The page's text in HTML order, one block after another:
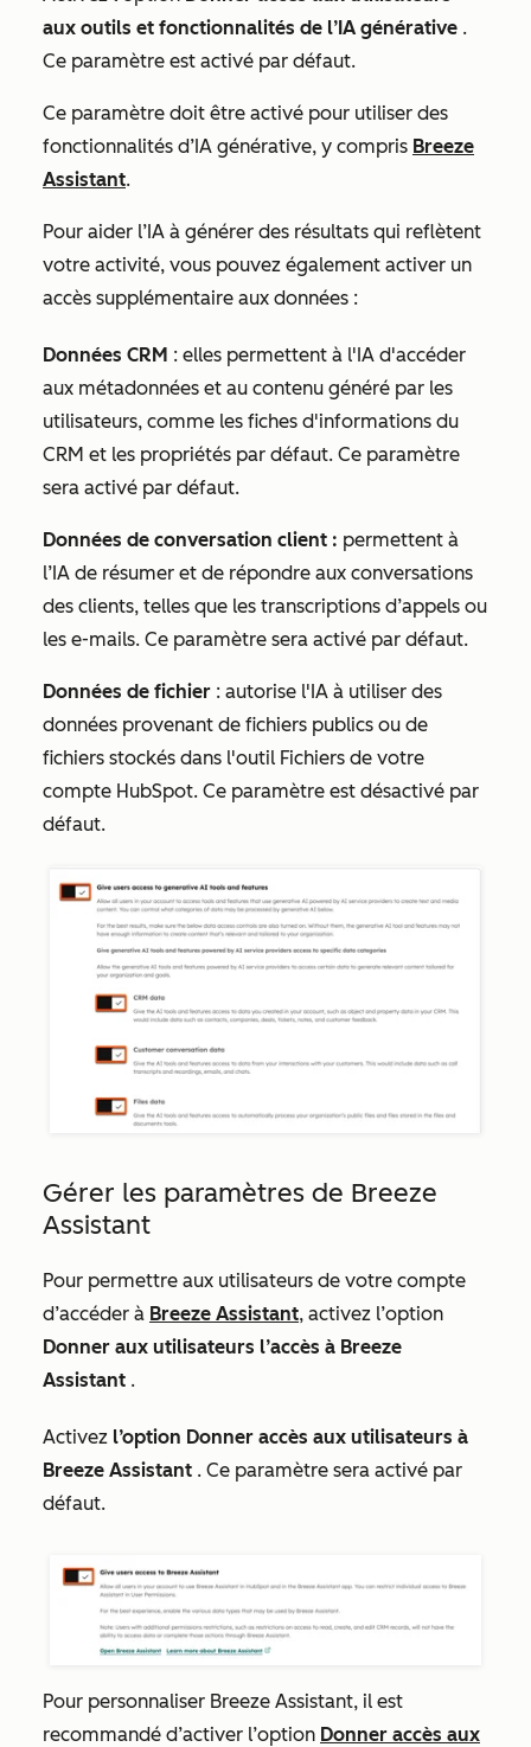
aux outils et fonctionnalités de l’IA générative .
Ce paramètre est activé par défaut.
Ce paramètre doit être activé pour utiliser des
fonctionnalités d’IA générative, y compris Breeze
Assistant.
Pour aider l’IA à générer des résultats qui reflètent
votre activité, vous pouvez également activer un
accès supplémentaire aux données :
Données CRM : elles permettent à l'IA d'accéder
aux métadonnées et au contenu généré par les
utilisateurs, comme les fiches d'informations du
CRM et les propriétés par défaut. Ce paramètre
sera activé par défaut.
Données de conversation client : permettent à
l’IA de résumer et de répondre aux conversations
des clients, telles que les transcriptions d’appels ou
les e-mails. Ce paramètre sera activé par défaut.
Données de fichier : autorise l'IA à utiliser des
données provenant de fichiers publics ou de
fichiers stockés dans l'outil Fichiers de votre
compte HubSpot. Ce paramètre est désactivé par
défaut.
Gérer les paramètres de Breeze
Assistant
Pour permettre aux utilisateurs de votre compte
d’accéder à Breeze Assistant, activez l’option
Donner aux utilisateurs l’accès à Breeze
Assistant .
Activez l’option Donner accès aux utilisateurs à
Breeze Assistant . Ce paramètre sera activé par
défaut.
Pour personnaliser Breeze Assistant, il est
recommandé d’activer l’option Donner accès aux